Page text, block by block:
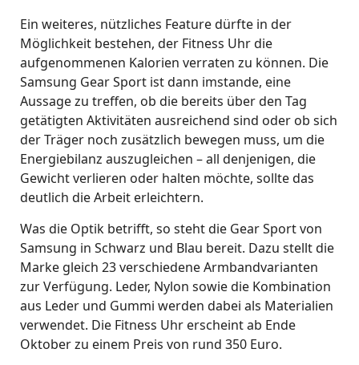
Ein weiteres, nützliches Feature dürfte in der
Möglichkeit bestehen, der Fitness Uhr die
aufgenommenen Kalorien verraten zu können. Die
Samsung Gear Sport ist dann imstande, eine
Aussage zu treffen, ob die bereits über den Tag
getätigten Aktivitäten ausreichend sind oder ob sich
der Träger noch zusätzlich bewegen muss, um die
Energiebilanz auszugleichen – all denjenigen, die
Gewicht verlieren oder halten möchte, sollte das
deutlich die Arbeit erleichtern.
Was die Optik betrifft, so steht die Gear Sport von
Samsung in Schwarz und Blau bereit. Dazu stellt die
Marke gleich 23 verschiedene Armbandvarianten
zur Verfügung. Leder, Nylon sowie die Kombination
aus Leder und Gummi werden dabei als Materialien
verwendet. Die Fitness Uhr erscheint ab Ende
Oktober zu einem Preis von rund 350 Euro.